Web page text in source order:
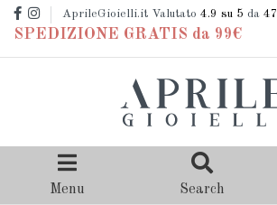
AprileGioielli.it Valutato 4.9 su 5 da 47
SPEDIZIONE GRATIS da 99€
Menu Search